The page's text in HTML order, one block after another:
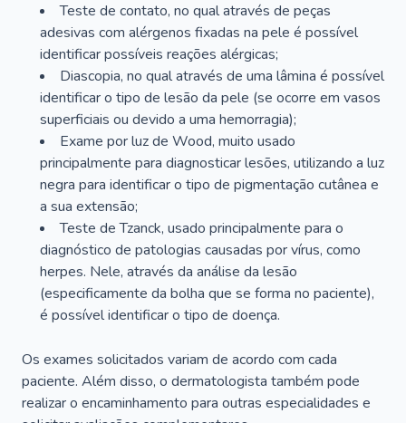
Teste de contato, no qual através de peças
adesivas com alérgenos fixadas na pele é possível
identificar possíveis reações alérgicas;
Diascopia, no qual através de uma lâmina é possível
identificar o tipo de lesão da pele (se ocorre em vasos
superficiais ou devido a uma hemorragia);
Exame por luz de Wood, muito usado
principalmente para diagnosticar lesões, utilizando a luz
negra para identificar o tipo de pigmentação cutânea e
a sua extensão;
Teste de Tzanck, usado principalmente para o
diagnóstico de patologias causadas por vírus, como
herpes. Nele, através da análise da lesão
(especificamente da bolha que se forma no paciente),
é possível identificar o tipo de doença.
Os exames solicitados variam de acordo com cada
paciente. Além disso, o dermatologista também pode
realizar o encaminhamento para outras especialidades e